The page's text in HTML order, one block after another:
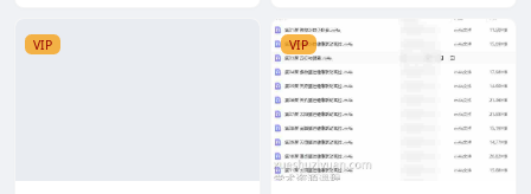
VIP VIP